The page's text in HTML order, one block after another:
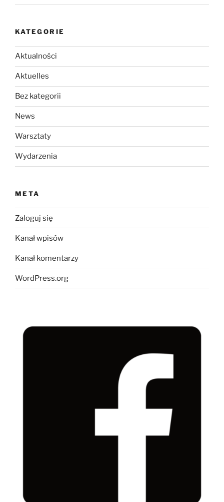
KATEGORIE
Aktualności
Aktuelles
Bez kategorii
News
Warsztaty
Wydarzenia
META
Zaloguj się
Kanał wpisów
Kanał komentarzy
WordPress.org